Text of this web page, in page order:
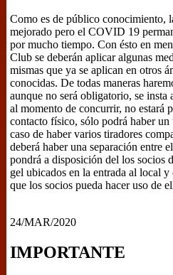
Como es de público conocimiento,
mejorado pero el COVID 19
por mucho tiempo. Con ésto en
Club se deberán aplicar algunas
mismas que ya se aplican en otros
conocidas. De todas maneras
aunque no será obligatorio, se insta
al momento de concurrir, no estará
contacto físico, sólo podrá haber
caso de haber varios tiradores
deberá haber una separación entre
pondrá a disposición del los socios
gel ubicados en la entrada al local y
que los socios pueda hacer uso de
24/MAR/2020
IMPORTANTE